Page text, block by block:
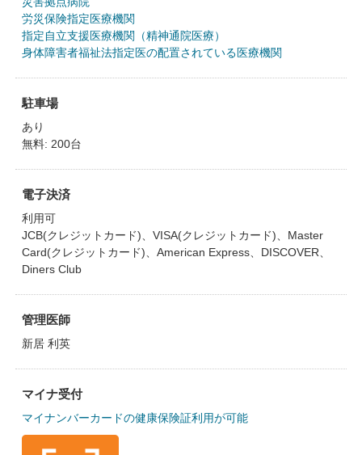
労災保険指定医療機関
指定自立支援医療機関（精神通院医療）
身体障害者福祉法指定医の配置されている医療機関
駐車場
あり
無料: 200台
電子決済
利用可
JCB(クレジットカード)、VISA(クレジットカード)、Master
Card(クレジットカード)、American Express、DISCOVER、
Diners Club
管理医師
新居 利英
マイナ受付
マイナンバーカードの健康保険証利用が可能